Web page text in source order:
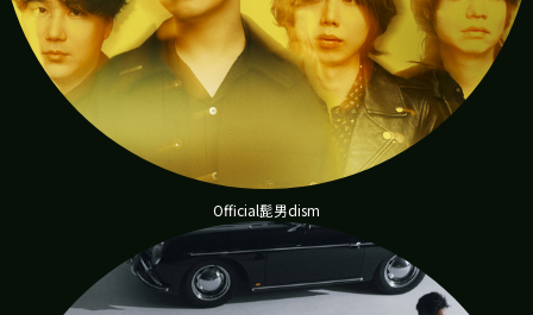
Official髭男dism